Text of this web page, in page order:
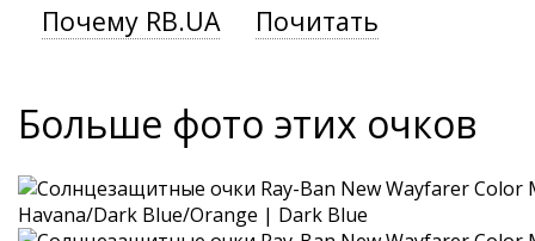
Почему RB.UA Почитать
Больше фото этих очков